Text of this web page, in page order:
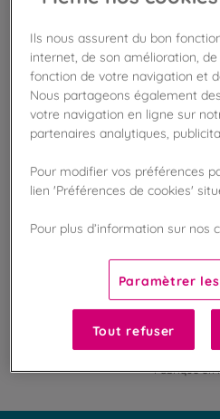
Disponible en
Vérifier la disponibilité
Frais de port offert
dès 50€ d'achat
Gagnez 20 points de
Liste des ingrédients et
100
Fabriqué en
Ils nous assurent du bon
internet, de son amélioration,
fonction de votre navigation et
Nous partageons également
votre navigation en ligne sur
partenaires analytiques,
Pour modifier vos préférences
lien 'Préférences de cookies'
Pour plus d’information sur nos
Paramètrer
Tout refuser